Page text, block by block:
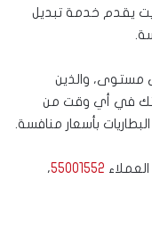
يقدم خدمة تبديل
مستوى، والذين
في أي وقت من
بأسعار منافسة.
55001552،